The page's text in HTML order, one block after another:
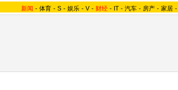
新闻 - 体育 - S - 娱乐 - V - 财经 - IT - 汽车 - 房产 - 家居 -